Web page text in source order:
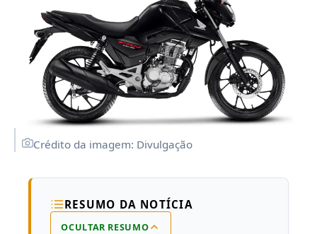
Crédito da imagem: Divulgação
RESUMO DA NOTÍCIA
OCULTAR RESUMO